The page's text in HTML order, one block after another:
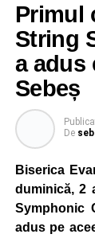
După două
mută într-un
concura
destinat
5 și 18 ani,
Organizatorii
de vârstă,
celor aflați la
mountain
concurenți
oferite de
Primul
String
a adus
Sebeș
De
Biserica
duminică, 2
Symphonic
adus pe